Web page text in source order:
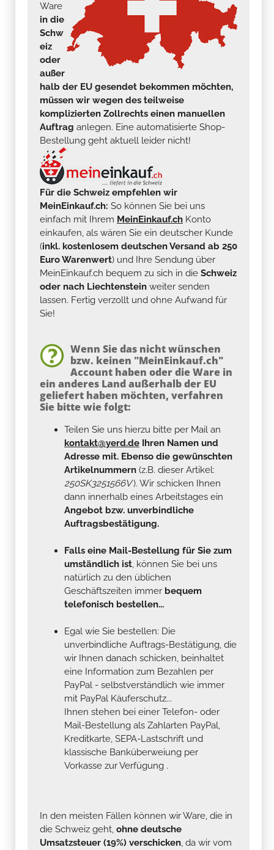
Ware
in die
Schw
eiz
oder
außer
halb der EU gesendet bekommen möchten,
müssen wir wegen des teilweise
komplizierten Zollrechts einen manuellen
Auftrag anlegen. Eine automatisierte Shop-
Bestellung geht aktuell leider nicht!
Für die Schweiz empfehlen wir
MeinEinkauf.ch: So können Sie bei uns
einfach mit Ihrem MeinEinkauf.ch Konto
einkaufen, als wären Sie ein deutscher Kunde
(inkl. kostenlosem deutschen Versand ab 250
Euro Warenwert) und Ihre Sendung über
MeinEinkauf.ch bequem zu sich in die Schweiz
oder nach Liechtenstein weiter senden
lassen. Fertig verzollt und ohne Aufwand für
Sie!
Wenn Sie das nicht wünschen
bzw. keinen "MeinEinkauf.ch"
Account haben oder die Ware in
ein anderes Land außerhalb der EU
geliefert haben möchten, verfahren
Sie bitte wie folgt:
Teilen Sie uns hierzu bitte per Mail an
kontakt@yerd.de Ihren Namen und
Adresse mit. Ebenso die gewünschten
Artikelnummern (z.B. dieser Artikel:
250SK3251566V). Wir schicken Ihnen
dann innerhalb eines Arbeitstages ein
Angebot bzw. unverbindliche
Auftragsbestätigung.
Falls eine Mail-Bestellung für Sie zum
umständlich ist, können Sie bei uns
natürlich zu den üblichen
Geschäftszeiten immer bequem
telefonisch bestellen...
Egal wie Sie bestellen: Die
unverbindliche Auftrags-Bestätigung, die
wir Ihnen danach schicken, beinhaltet
eine Information zum Bezahlen per
PayPal - selbstverständlich wie immer
mit PayPal Käuferschutz...
Ihnen stehen bei einer Telefon- oder
Mail-Bestellung als Zahlarten PayPal,
Kreditkarte, SEPA-Lastschrift und
klassische Banküberweiung per
Vorkasse zur Verfügung .
In den meisten Fällen können wir Ware, die in
die Schweiz geht, ohne deutsche
Umsatzsteuer (19%) verschicken, da wir vom